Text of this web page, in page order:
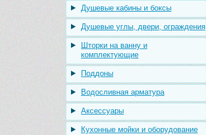
Душевые кабины и боксы
Душевые углы, двери, ограждения
Шторки на ванну и
комплектующие
Поддоны
Водосливная арматура
Аксессуары
Кухонные мойки и оборудование